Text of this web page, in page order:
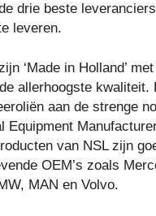
drie beste
leveren.
‘Made in Holland’
allerhoogste kwaliteit.
aan de strenge
Equipment
van NSL zijn
OEM’s zoals
MAN en Volvo.